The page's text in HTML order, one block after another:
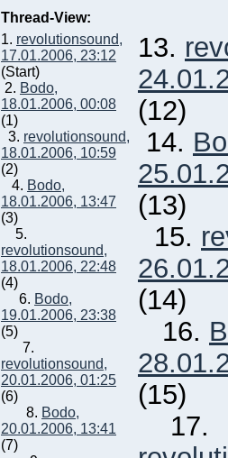
Thread-View:
1. revolutionsound,
17.01.2006, 23:12
(Start)
2. Bodo,
18.01.2006, 00:08
(1)
3. revolutionsound,
18.01.2006, 10:59
(2)
4. Bodo,
18.01.2006, 13:47
(3)
5.
revolutionsound,
18.01.2006, 22:48
(4)
6. Bodo,
19.01.2006, 23:38
(5)
7.
revolutionsound,
20.01.2006, 01:25
(6)
8. Bodo,
20.01.2006, 13:41
(7)
13.
(12)
14.
(13)
15.
(14)
16.
(15)
17.